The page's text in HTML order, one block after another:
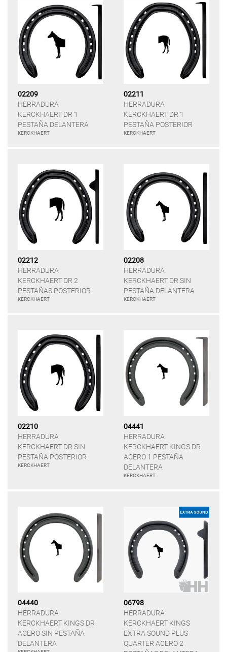
02209
HERRADURA
KERCKHAERT DR 1
PESTAÑA DELANTERA
KERCKHAERT
02211
HERRADURA
KERCKHAERT DR 1
PESTAÑA POSTERIOR
KERCKHAERT
02212
HERRADURA
KERCKHAERT DR 2
PESTAÑAS POSTERIOR
KERCKHAERT
02208
HERRADURA
KERCKHAERT DR SIN
PESTAÑA DELANTERA
KERCKHAERT
02210
HERRADURA
KERCKHAERT DR SIN
PESTAÑA POSTERIOR
KERCKHAERT
04441
HERRADURA
KERCKHAERT KINGS DR
ACERO 1 PESTAÑA
DELANTERA
KERCKHAERT
04440
HERRADURA
KERCKHAERT KINGS DR
ACERO SIN PESTAÑA
DELANTERA
06798
HERRADURA
KERCKHAERT KINGS
EXTRA SOUND PLUS
QUARTER ACERO 2